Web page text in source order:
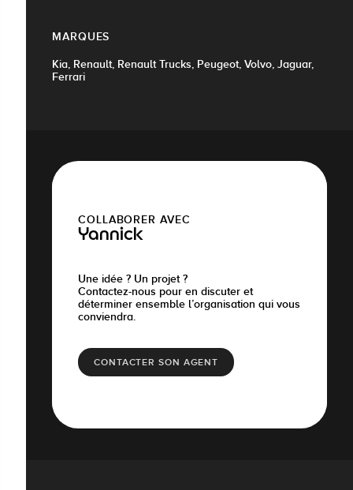
MARQUES
Kia, Renault, Renault Trucks, Peugeot, Volvo, Jaguar,
Ferrari
COLLABORER AVEC
Yannick
Une idée ? Un projet ?
Contactez-nous pour en discuter et
déterminer ensemble l’organisation qui vous
conviendra.
CONTACTER SON AGENT